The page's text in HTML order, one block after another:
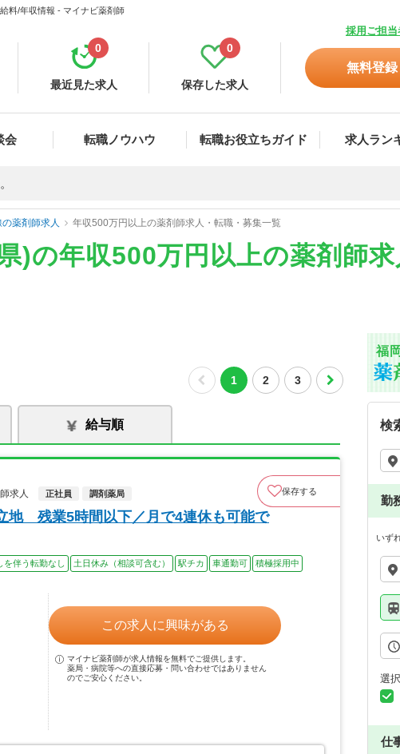
料/年収情報 - マイナビ薬剤師
採用ご担当
最近見た求人
0
保存した求人
0
無料登録
会 転職ノウハウ 転職お役立ちガイド 求人ラン
薬剤師求人 年収500万円以上の薬剤師求人・転職・募集一覧
)の年収500万円以上の薬剤師
1 2 3
給与順
求人
正社員 調剤薬局 保存する
地 残業5時間以下／月で4連休も可能で
を伴う転勤なし 土日休み（相談可含む） 駅チカ 車通勤可
積極採用中
この求人に興味がある
マイナビ薬剤師が求人情報を無料でご提供します。
薬局・病院等への直接応募・問い合わせではありません
のでご安心ください。
福
検
勤
いず
選
仕